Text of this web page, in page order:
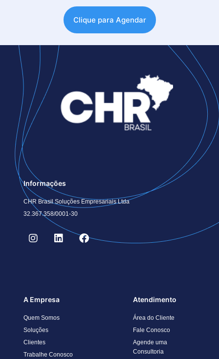
Clique para Agendar
Informações
CHR Brasil Soluções Empresariais Ltda
32.367.358/0001-30
A Empresa
Quem Somos
Soluções
Clientes
Trabalhe Conosco
Atendimento
Área do Cliente
Fale Conosco
Agende uma
Consultoria